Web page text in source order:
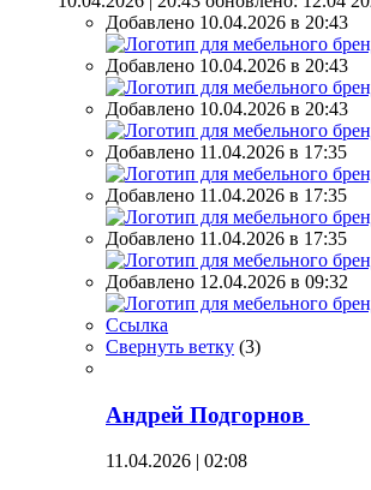
Добавлено 10.04.2026 в 20:43
Добавлено 10.04.2026 в 20:43
Добавлено 10.04.2026 в 20:43
Добавлено 11.04.2026 в 17:35
Добавлено 11.04.2026 в 17:35
Добавлено 11.04.2026 в 17:35
Добавлено 12.04.2026 в 09:32
Ссылка
Свернуть ветку (3)
Андрей Подгорнов
11.04.2026 | 02:08